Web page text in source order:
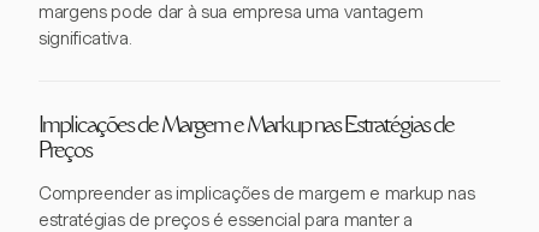
margens pode dar à sua empresa uma vantagem
significativa.
Implicações de Margem e Markup nas Estratégias de
Preços
Compreender as implicações de margem e markup nas
estratégias de preços é essencial para manter a